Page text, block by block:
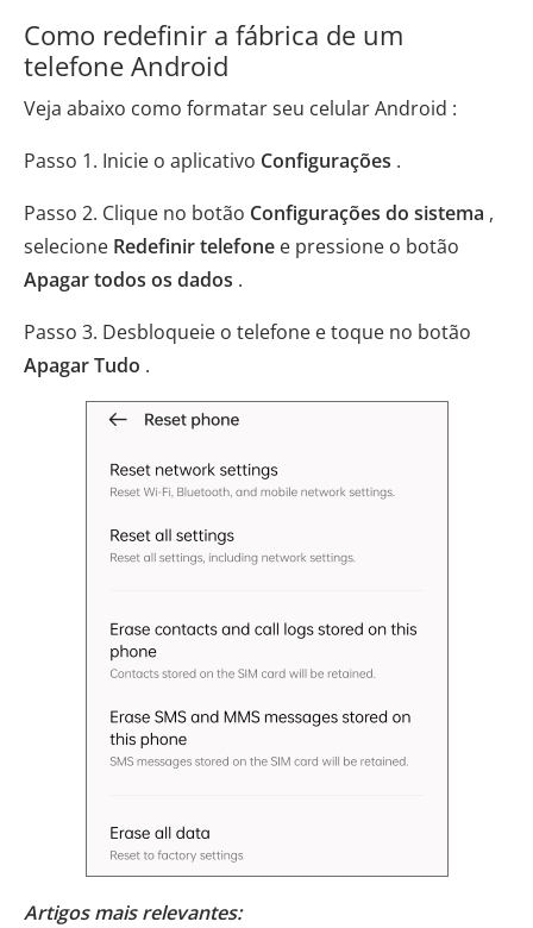
Como redefinir a fábrica de um
telefone Android
Veja abaixo como formatar seu celular Android :
Passo 1. Inicie o aplicativo Configurações .
Passo 2. Clique no botão Configurações do sistema ,
selecione Redefinir telefone e pressione o botão
Apagar todos os dados .
Passo 3. Desbloqueie o telefone e toque no botão
Apagar Tudo .
Artigos mais relevantes: